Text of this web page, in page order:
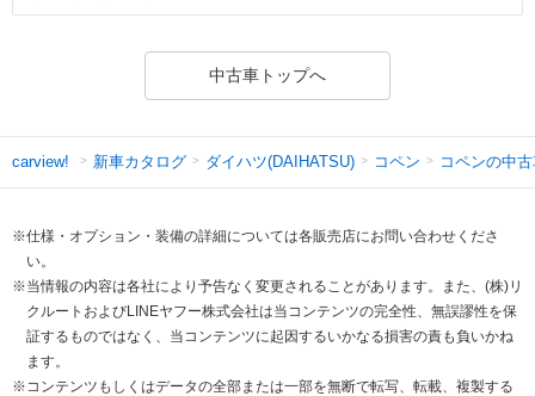
中古車トップへ
carview! 新車カタログ ダイハツ(DAIHATSU) コペン コペンの中
※仕様・オプション・装備の詳細については各販売店にお問い合わせくださ
い。
※当情報の内容は各社により予告なく変更されることがあります。また、(株)リ
クルートおよびLINEヤフー株式会社は当コンテンツの完全性、無誤謬性を保
証するものではなく、当コンテンツに起因するいかなる損害の責も負いかね
ます。
※コンテンツもしくはデータの全部または一部を無断で転写、転載、複製する